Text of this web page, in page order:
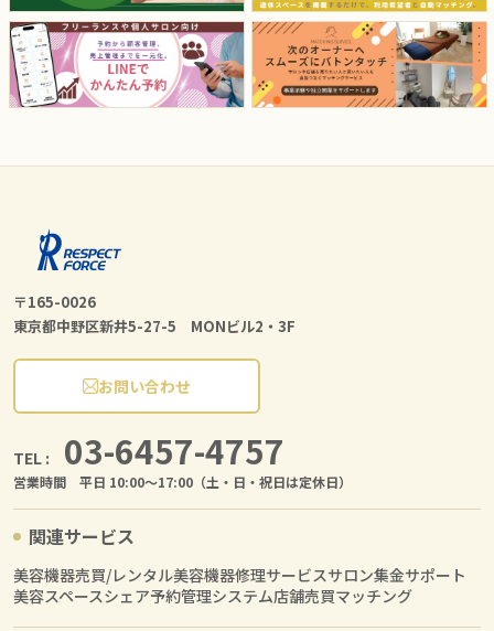
〒165-0026
東京都中野区新井5-27-5 MONビル2・3F
お問い合わせ
TEL : 03-6457-4757
営業時間 平日 10:00〜17:00（土・日・祝日は定休日）
関連サービス
美容機器売買/レンタル美容機器修理サービスサロン集金サポート
美容スペースシェア予約管理システム店舗売買マッチング